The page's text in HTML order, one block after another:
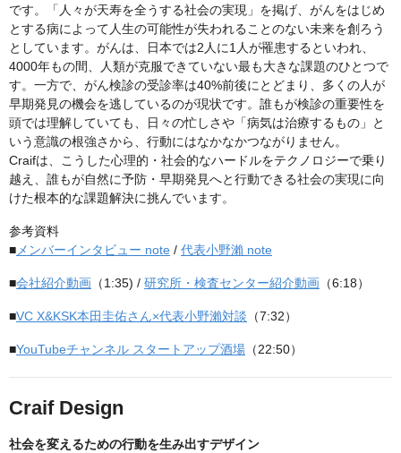
です。「人々が天寿を全うする社会の実現」を掲げ、がんをはじめ
とする病によって人生の可能性が失われることのない未来を創ろう
としています。がんは、日本では2人に1人が罹患するといわれ、
4000年もの間、人類が克服できていない最も大きな課題のひとつで
す。一方で、がん検診の受診率は40%前後にとどまり、多くの人が
早期発見の機会を逃しているのが現状です。誰もが検診の重要性を
頭では理解していても、日々の忙しさや「病気は治療するもの」と
いう意識の根強さから、行動にはなかなかつながりません。
Craifは、こうした心理的・社会的なハードルをテクノロジーで乗り
越え、誰もが自然に予防・早期発見へと行動できる社会の実現に向
けた根本的な課題解決に挑んでいます。
参考資料
■メンバーインタビュー note / 代表小野瀨 note
■会社紹介動画 （1:35) / 研究所・検査センター紹介動画 （6:18）
■VC X&KSK本田圭佑さん×代表小野瀨対談 （7:32）
■YouTubeチャンネル スタートアップ酒場 （22:50）
Craif Design
社会を変えるための行動を生み出すデザイン